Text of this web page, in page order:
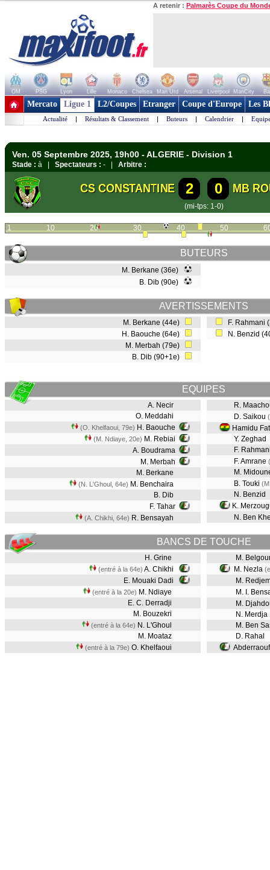
A retenir : Palmarès Coupe du
OM PSG Lyon Lille Monaco Chelsea Man Utd Arsenal Liverpool ManCity
+ de clubs
Mercato Ligue 1 L2/Coupes Etranger Coupe d'Europe Les
Actualité | Résultats & Classement | Buteurs | Calendrier |
Ven. 05 Septembre 2025, 19h00 - ALGERIE - Division 1
Stade : à | Spectateurs : - | Arbitre :
CS CONSTANTINE 2 0 MB
(mi-tps: 1-0)
1 10 20 30 40 50
BUTEURS
M. Berkane (36e)
B. Dib (90e)
AVERTISSEMENTS
M. Berkane (44e)
H. Baouche (64e)
M. Merbah (79e)
B. Dib (90+1e)
F. Rahmani
N. Benzid
EQUIPES
A. Necir
O. Meddahi
(O. Khelfaoui, 79e) H. Baouche
(M. Ndiaye, 20e) M. Rebiai
A. Boudrama
M. Merbah
M. Berkane
(N. L'Ghoul, 64e) M. Benchaira
B. Dib
F. Tahar
(A. Chikhi, 64e) R. Bensayah
R.
D. Saikou
Hamidu
Y. Zeghad
F.
F. Amrane
M.
B. Touki
N. Benzid
K.
N. Ben
BANCS DE TOUCHE
H. Grine
(entré à la 64e) A. Chikhi
E. Mouaki Dadi
(entré à la 20e) M. Ndiaye
E. C. Derradji
M. Bouzekri
(entré à la 64e) N. L'Ghoul
M. Moataz
(entré à la 79e) O. Khelfaoui
M.
M. Nezla
M.
M. I.
M.
N. Merdja
M. Ben
D. Rahal